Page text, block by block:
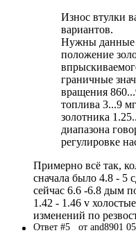
Износ втулки
вариантов.
Нужны данные
положение
граничные
вращения
топлива 3...9
золотника
диапазона
регулировке
Примерно всё так,
сначала было 4.8 - 5
сейчас 6.6 -6.8 дым
1.42 - 1.46 v
изменений по
Ответ #5 от and8901